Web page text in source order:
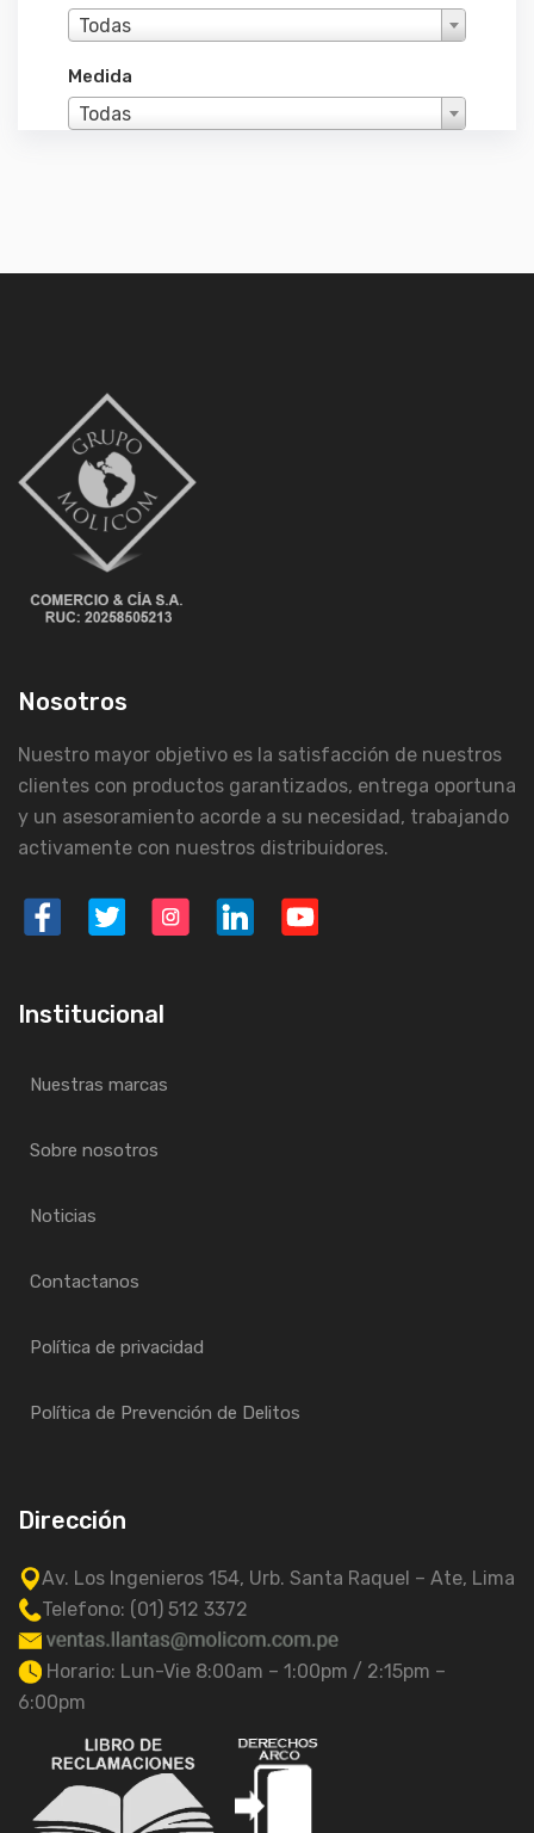
Todas
Medida
Todas
Nosotros
Nuestro mayor objetivo es la satisfacción de nuestros
clientes con productos garantizados, entrega oportuna
y un asesoramiento acorde a su necesidad, trabajando
activamente con nuestros distribuidores.
Institucional
Nuestras marcas
Sobre nosotros
Noticias
Contactanos
Política de privacidad
Política de Prevención de Delitos
Dirección
Av. Los Ingenieros 154, Urb. Santa Raquel – Ate, Lima
Telefono: (01) 512 3372
Horario: Lun-Vie 8:00am – 1:00pm / 2:15pm –
6:00pm